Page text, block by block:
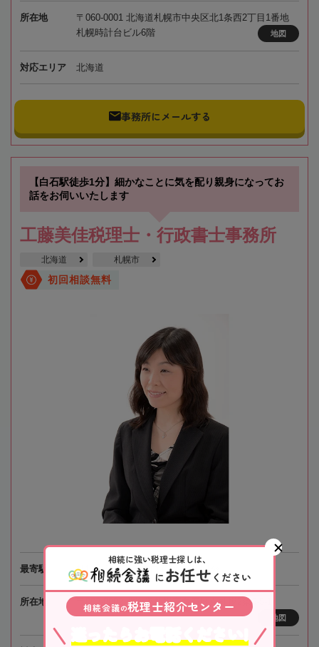
所在地
〒060-0001 北海道札幌市中央区北1条西2丁目1番地
札幌時計台ビル6階
地図
対応エリア 北海道
事務所にメールする
【白石駅徒歩1分】細かなことに気を配り親身になってお
話をお伺いいたします
工藤美佳税理士・行政書士事務所
北海道 札幌市
初回相談無料
最寄駅 札幌市営地下鉄「白石駅」徒歩1分
所在地 〒003-0002 北海道札幌市白石区東札幌2条6-5-1
地図
相続に強い税理士探しは、
にお任せ ください
相続会議の税理士紹介センター